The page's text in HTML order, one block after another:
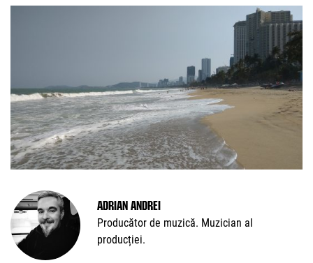
Adrian Andrei
Producător de muzică. Muzician al
producției.